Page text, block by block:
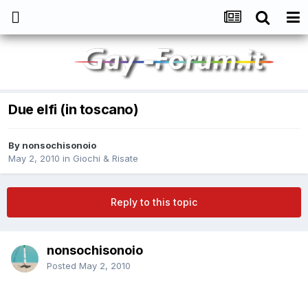
Due elfi (in toscano)
By nonsochisonoio
May 2, 2010 in Giochi & Risate
Reply to this topic
nonsochisonoio
Posted May 2, 2010